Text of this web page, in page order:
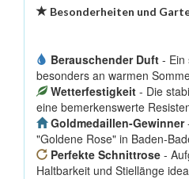
Besonderheiten und
Berauschender Duft - Ein
besonders an warmen
Wetterfestigkeit - Die
eine bemerkenswerte
Goldmedaillen-Gewinner
"Goldene Rose" in Baden-
Perfekte Schnittrose -
Haltbarkeit und Stiellänge